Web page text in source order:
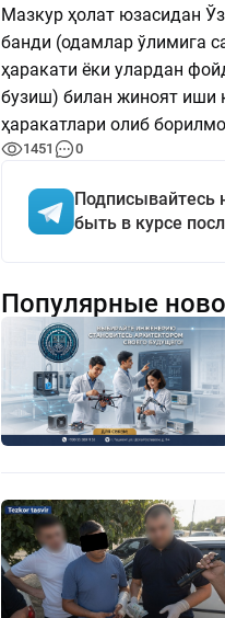
Мазкур ҳолат юзасидан
банди (одамлар ўлимига
ҳаракати ёки улардан
бузиш) билан жиноят иши
ҳаракатлари олиб
1451 0
Подписывайтесь
быть в курсе
Популярные